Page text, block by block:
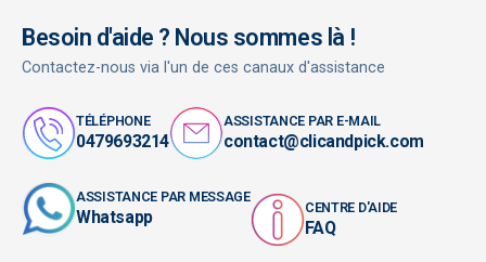
Besoin d'aide ? Nous sommes là !
Contactez-nous via l'un de ces canaux d'assistance
TÉLÉPHONE
0479693214
ASSISTANCE PAR E-MAIL
contact@clicandpick.com
ASSISTANCE PAR MESSAGE
Whatsapp CENTRE D'AIDE
FAQ